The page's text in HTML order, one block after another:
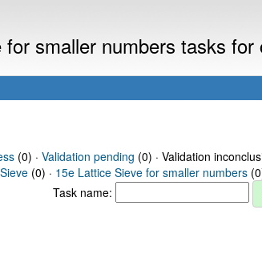
smaller numbers tasks
(0) · Validation pending (0) · Validation
(0) · 15e Lattice Sieve for smaller numbers
Task name: